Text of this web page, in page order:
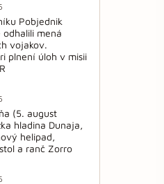
Pobjednik
odhalili mená
vojakov.
plnení úloh v misii
(5. august
hladina Dunaja,
helipad,
a ranč Zorro